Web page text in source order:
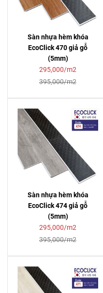
Sàn nhựa hèm khóa
EcoClick 470 giả gỗ
(5mm)
295,000/m2
395,000/m2
Sàn nhựa hèm khóa
EcoClick 474 giả gỗ
(5mm)
295,000/m2
395,000/m2